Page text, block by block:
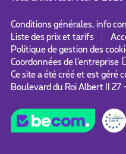
Conditions générales, info
Liste des prix et tarifs
Politique de gestion des
Coordonnées de l’entreprise
Ce site a été créé et est géré
Boulevard du Roi Albert II